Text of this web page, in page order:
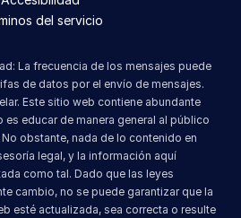
del servicio
La frecuencia de los mensajes puede
de datos por el envío de mensajes.
Este sitio web contiene abundante
educar de manera general al público
obstante, nada de lo contenido en
legal, y la información aquí
como tal. Dado que las leyes
cambio, no se puede garantizar que la
esté actualizada, sea correcta o resulte